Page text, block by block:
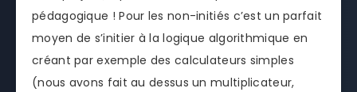
pédagogique ! Pour les non-initiés c’est un parfait
moyen de s’initier à la logique algorithmique en
créant par exemple des calculateurs simples
(nous avons fait au dessus un multiplicateur,